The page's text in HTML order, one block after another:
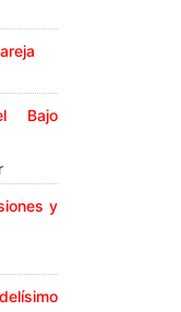
Bajo
y